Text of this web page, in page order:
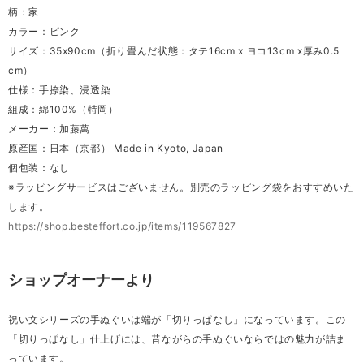
柄：家
カラー：ピンク
サイズ：35x90cm（折り畳んだ状態：タテ16cm x ヨコ13cm x厚み0.5
cm）
仕様：手捺染、浸透染
組成：綿100%（特岡）
メーカー：加藤萬
原産国：日本（京都） Made in Kyoto, Japan
個包装：なし
※ラッピングサービスはございません。別売のラッピング袋をおすすめいた
します。
https://shop.besteffort.co.jp/items/119567827
ショップオーナーより
祝い文シリーズの手ぬぐいは端が「切りっぱなし」になっています。この
「切りっぱなし」仕上げには、昔ながらの手ぬぐいならではの魅力が詰ま
っています。